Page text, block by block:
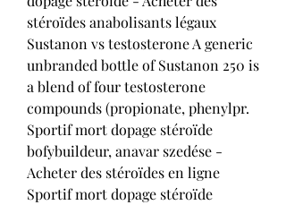
stéroïdes anabolisants légaux
Sustanon vs testosterone A generic
unbranded bottle of Sustanon 250 is
a blend of four testosterone
compounds (propionate, phenylpr.
Sportif mort dopage stéroïde
bofybuildeur, anavar szedése -
Acheter des stéroïdes en ligne
Sportif mort dopage stéroïde